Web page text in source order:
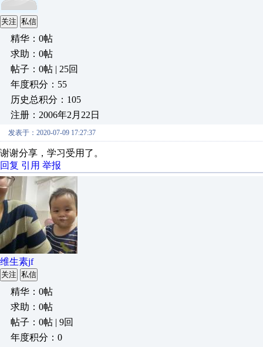
关注 私信
精华：0帖
求助：0帖
帖子：0帖 | 25回
年度积分：55
历史总积分：105
注册：2006年2月22日
发表于：2020-07-09 17:27:37
谢谢分享，学习受用了。
回复 引用 举报
维生素jf
关注 私信
精华：0帖
求助：0帖
帖子：0帖 | 9回
年度积分：0